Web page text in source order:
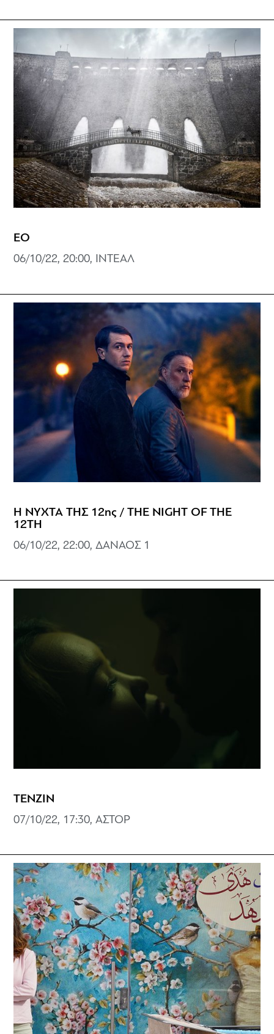
EO
06/10/22, 20:00, ΙΝΤΕΑΛ
Η ΝΥΧΤΑ ΤΗΣ 12ης / THE NIGHT OF THE
12TH
06/10/22, 22:00, ΔΑΝΑΟΣ 1
ΤΕΝΖΙΝ
07/10/22, 17:30, ΑΣΤΟΡ